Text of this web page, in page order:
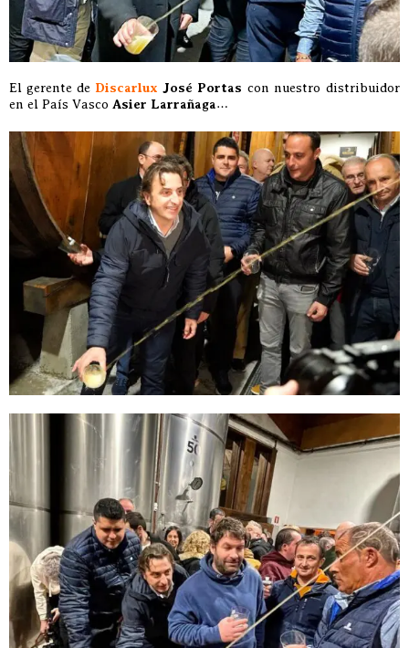
El gerente de Discarlux José Portas con nuestro distribuidor
en el País Vasco Asier Larrañaga…